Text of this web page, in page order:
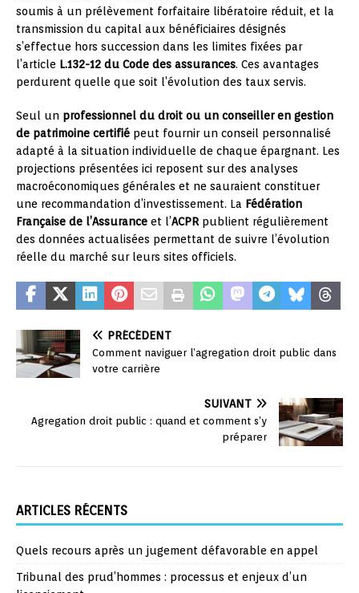
soumis à un prélèvement forfaitaire libératoire réduit, et la
transmission du capital aux bénéficiaires désignés
s’effectue hors succession dans les limites fixées par
l’article L.132-12 du Code des assurances. Ces avantages
perdurent quelle que soit l’évolution des taux servis.
Seul un professionnel du droit ou un conseiller en gestion
de patrimoine certifié peut fournir un conseil personnalisé
adapté à la situation individuelle de chaque épargnant. Les
projections présentées ici reposent sur des analyses
macroéconomiques générales et ne sauraient constituer
une recommandation d’investissement. La Fédération
Française de l’Assurance et l’ACPR publient régulièrement
des données actualisées permettant de suivre l’évolution
réelle du marché sur leurs sites officiels.
PRÉCÉDENT
Comment naviguer l’agregation droit public dans
votre carrière
SUIVANT
Agregation droit public : quand et comment s’y
préparer
ARTICLES RÉCENTS
Quels recours après un jugement défavorable en appel
Tribunal des prud’hommes : processus et enjeux d’un